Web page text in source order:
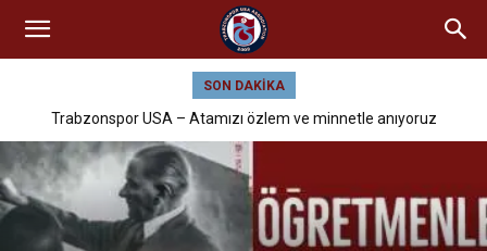
SON DAKIKA
Trabzonspor USA – Atamızı özlem ve minnetle anıyoruz